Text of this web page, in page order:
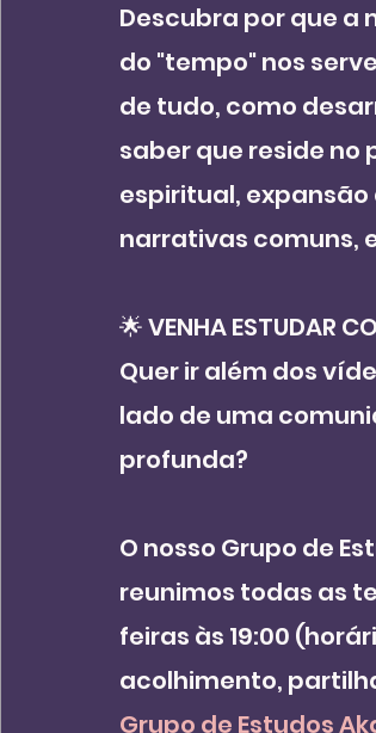
Descubra por que
do "tempo" nos
de tudo, como
saber que reside
espiritual,
narrativas comuns,
🌟 VENHA ESTUDAR
Quer ir além dos
lado de uma
profunda?
O nosso Grupo de
reunimos todas as
feiras às 19:00
acolhimento,
Grupo de Estudos